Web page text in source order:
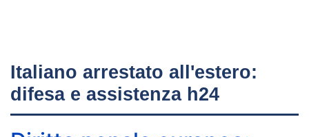
Italiano arrestato all'estero:
difesa e assistenza h24